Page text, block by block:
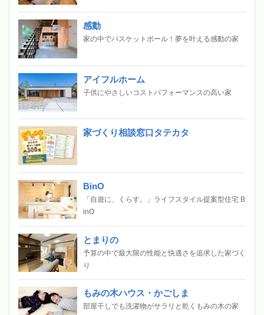
感動
家の中でバスケットボール！夢を叶える感動の家
アイフルホーム
子供にやさしいコストパフォーマンスの高い家
家づくり相談窓口タテカタ
BinO
「自遊に、くらす。」ライフスタイル提案型住宅 B
inO
とまりの
予算の中で最大限の性能と快適さを追求した家づく
り
もみの木ハウス・かごしま
部屋干しでも洗濯物がサラリと乾くもみの木の家